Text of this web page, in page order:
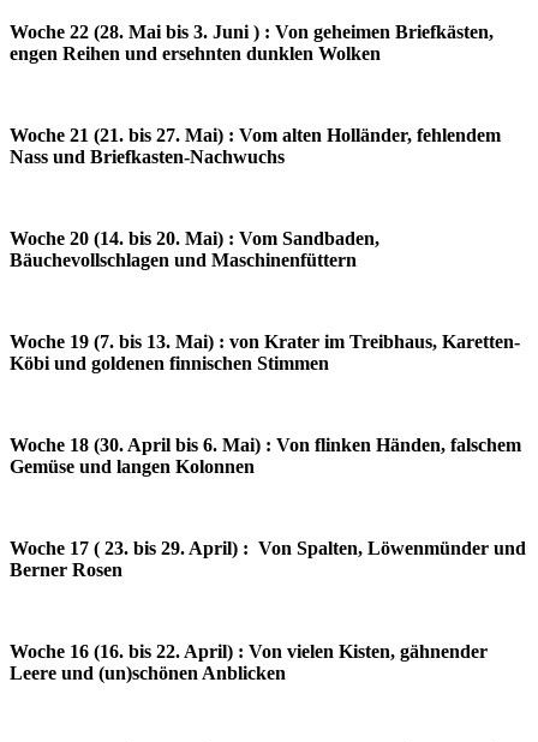
Woche 22 (28. Mai bis 3. Juni ) : Von geheimen Briefkästen,
engen Reihen und ersehnten dunklen Wolken
Woche 21 (21. bis 27. Mai) : Vom alten Holländer, fehlendem
Nass und Briefkasten-Nachwuchs
Woche 20 (14. bis 20. Mai) : Vom Sandbaden,
Bäuchevollschlagen und Maschinenfüttern
Woche 19 (7. bis 13. Mai) : von Krater im Treibhaus, Karetten-
Köbi und goldenen finnischen Stimmen
Woche 18 (30. April bis 6. Mai) : Von flinken Händen, falschem
Gemüse und langen Kolonnen
Woche 17 ( 23. bis 29. April) : Von Spalten, Löwenmünder und
Berner Rosen
Woche 16 (16. bis 22. April) : Von vielen Kisten, gähnender
Leere und (un)schönen Anblicken